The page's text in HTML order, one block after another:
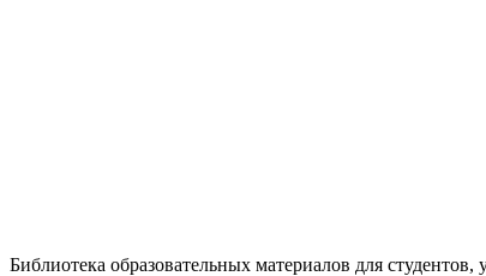
Библиотека образовательных материалов для